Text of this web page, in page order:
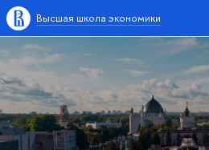
Высшая школа экономики